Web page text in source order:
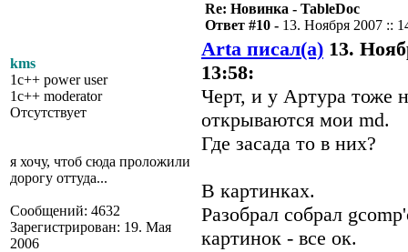
kms
1c++ power user
1c++ moderator
Отсутствует
я хочу, чтоб сюда проложили
дорогу оттуда...
Сообщений: 4632
Зарегистрирован: 19. Мая
2006
Re: Новинка - TableDoc
Ответ #10 - 13. Ноября 2007 ::
Arta писал(а) 13.
13:58:
Черт, и у Артура тоже
открываются мои md.
Где засада то в них?
В картинках.
Разобрал собрал
картинок - все ок.